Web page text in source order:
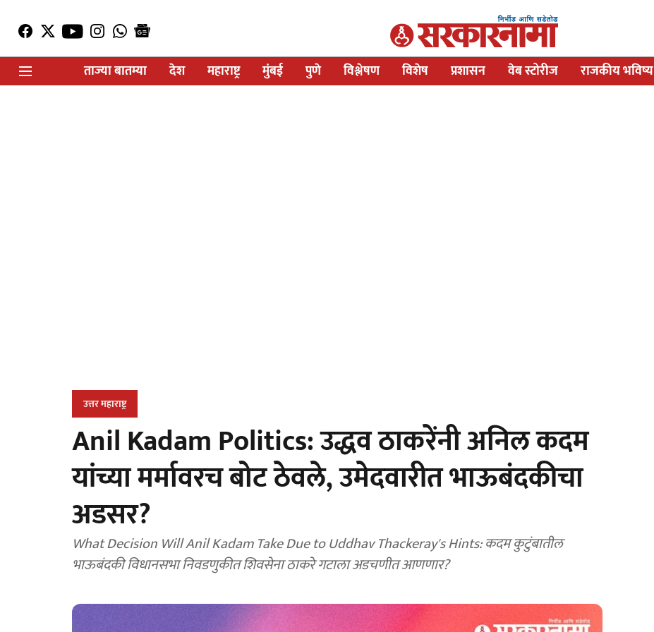
ताज्या बातम्या
देश महाराष्ट्र मुंबई पुणे विश्लेषण विशेष प्रशासन वेब स्टोरीज राजकीय भविष्य
उत्तर महाराष्ट्र
Anil Kadam Politics: उद्धव ठाकरेंनी अनिल कदम
यांच्या मर्मावरच बोट ठेवले, उमेदवारीत भाऊबंदकीचा
अडसर?
What Decision Will Anil Kadam Take Due to Uddhav Thackeray's Hints: कदम कुटुंबातील
भाऊबंदकी विधानसभा निवडणुकीत शिवसेना ठाकरे गटाला अडचणीत आणणार?